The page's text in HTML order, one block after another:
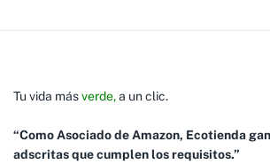
Tu vida másverde,a un clic.
“Como Asociado de Amazon, Ecotienda
adscritas que cumplen los requisitos.”